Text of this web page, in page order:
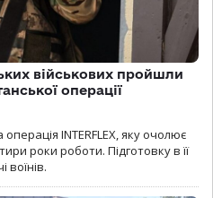
військових пройшли
операції
INTERFLEX, яку очолює
роки роботи. Підготовку в її